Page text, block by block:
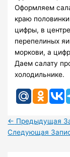
Оформляем
краю
цифры, в
перепелиных
моркови, а
Даем салату
холодильнике.
← Предыдущая
Следующая